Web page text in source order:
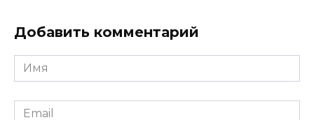
Добавить комментарий
Имя
*
Email